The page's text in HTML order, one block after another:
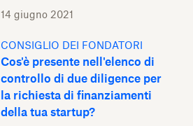
14 giugno 2021
CONSIGLIO DEI FONDATORI
Cos'è presente nell'elenco di
controllo di due diligence per
la richiesta di finanziamenti
della tua startup?